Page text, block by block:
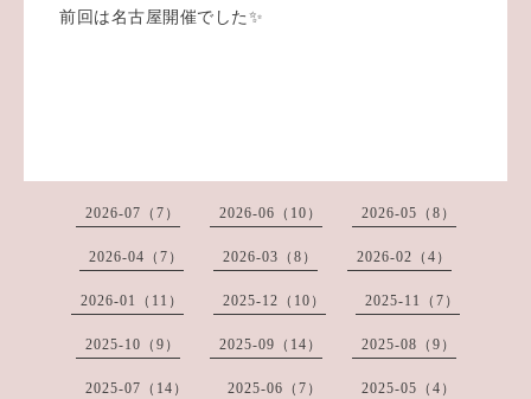
前回は名古屋開催でした✨
2026-07（7） 2026-06（10） 2026-05（8）
2026-04（7） 2026-03（8） 2026-02（4）
2026-01（11） 2025-12（10） 2025-11（7）
2025-10（9） 2025-09（14） 2025-08（9）
2025-07（14） 2025-06（7） 2025-05（4）